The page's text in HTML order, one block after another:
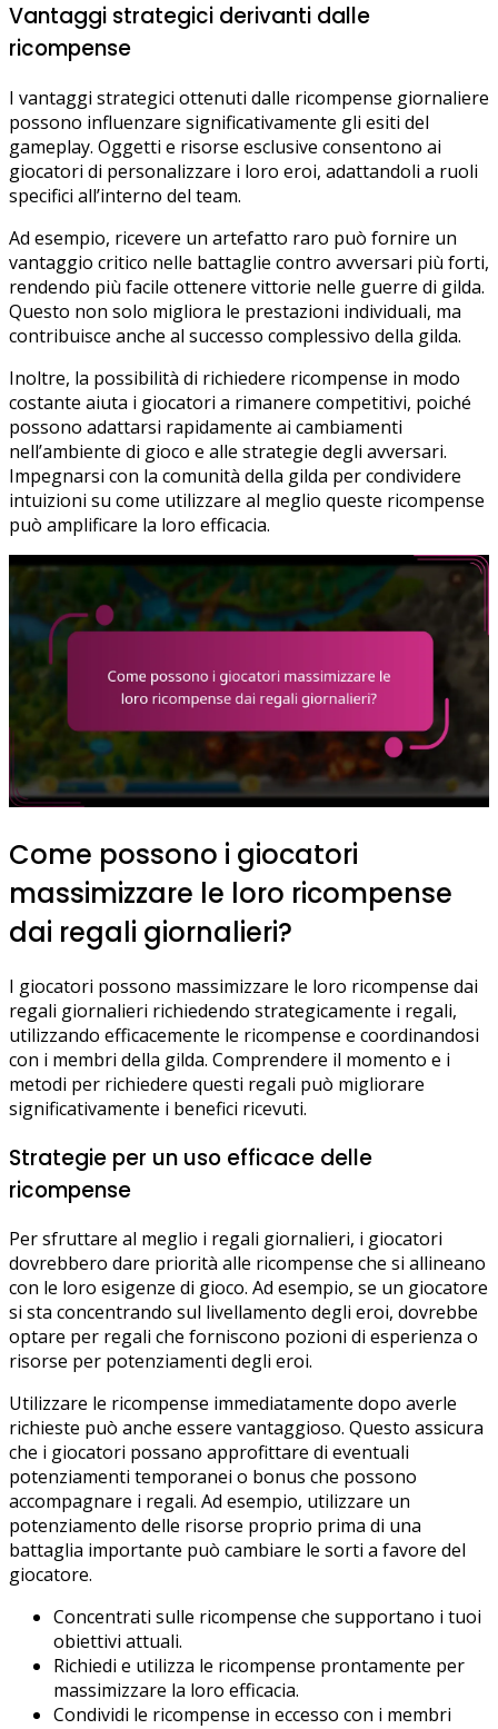
Vantaggi strategici derivanti dalle
ricompense
I vantaggi strategici ottenuti dalle ricompense giornaliere
possono influenzare significativamente gli esiti del
gameplay. Oggetti e risorse esclusive consentono ai
giocatori di personalizzare i loro eroi, adattandoli a ruoli
specifici all’interno del team.
Ad esempio, ricevere un artefatto raro può fornire un
vantaggio critico nelle battaglie contro avversari più forti,
rendendo più facile ottenere vittorie nelle guerre di gilda.
Questo non solo migliora le prestazioni individuali, ma
contribuisce anche al successo complessivo della gilda.
Inoltre, la possibilità di richiedere ricompense in modo
costante aiuta i giocatori a rimanere competitivi, poiché
possono adattarsi rapidamente ai cambiamenti
nell’ambiente di gioco e alle strategie degli avversari.
Impegnarsi con la comunità della gilda per condividere
intuizioni su come utilizzare al meglio queste ricompense
può amplificare la loro efficacia.
Come possono i giocatori
massimizzare le loro ricompense
dai regali giornalieri?
I giocatori possono massimizzare le loro ricompense dai
regali giornalieri richiedendo strategicamente i regali,
utilizzando efficacemente le ricompense e coordinandosi
con i membri della gilda. Comprendere il momento e i
metodi per richiedere questi regali può migliorare
significativamente i benefici ricevuti.
Strategie per un uso efficace delle
ricompense
Per sfruttare al meglio i regali giornalieri, i giocatori
dovrebbero dare priorità alle ricompense che si allineano
con le loro esigenze di gioco. Ad esempio, se un giocatore
si sta concentrando sul livellamento degli eroi, dovrebbe
optare per regali che forniscono pozioni di esperienza o
risorse per potenziamenti degli eroi.
Utilizzare le ricompense immediatamente dopo averle
richieste può anche essere vantaggioso. Questo assicura
che i giocatori possano approfittare di eventuali
potenziamenti temporanei o bonus che possono
accompagnare i regali. Ad esempio, utilizzare un
potenziamento delle risorse proprio prima di una
battaglia importante può cambiare le sorti a favore del
giocatore.
Concentrati sulle ricompense che supportano i tuoi
obiettivi attuali.
Richiedi e utilizza le ricompense prontamente per
massimizzare la loro efficacia.
Condividi le ricompense in eccesso con i membri